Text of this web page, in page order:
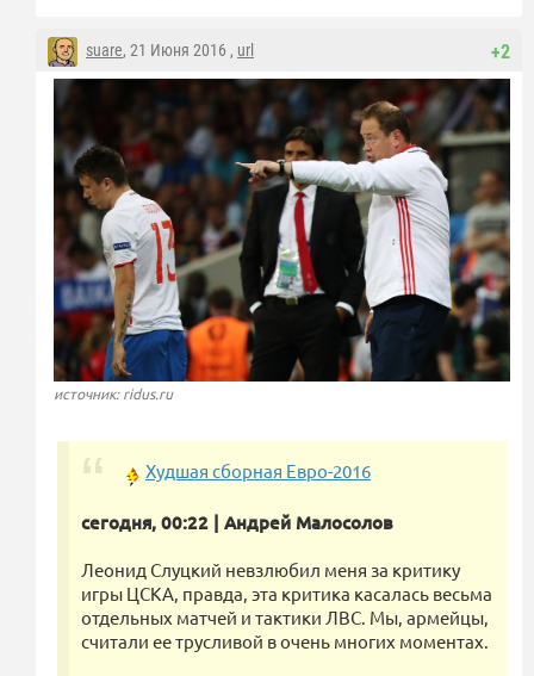
+2
suare, 21 Июня 2016 , url
источник: ridus.ru
Худшая сборная Евро-2016
сегодня, 00:22 | Андрей Малосолов
Леонид Слуцкий невзлюбил меня за критику
игры ЦСКА, правда, эта критика касалась весьма
отдельных матчей и тактики ЛВС. Мы, армейцы,
считали ее трусливой в очень многих моментах.